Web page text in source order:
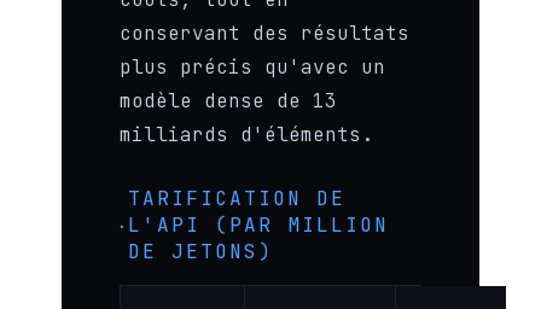
conservant des résultats
plus précis qu'avec un
modèle dense de 13
milliards d'éléments.
TARIFICATION DE
L'API (PAR MILLION
DE JETONS)